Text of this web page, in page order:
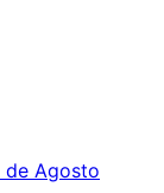
de Agosto